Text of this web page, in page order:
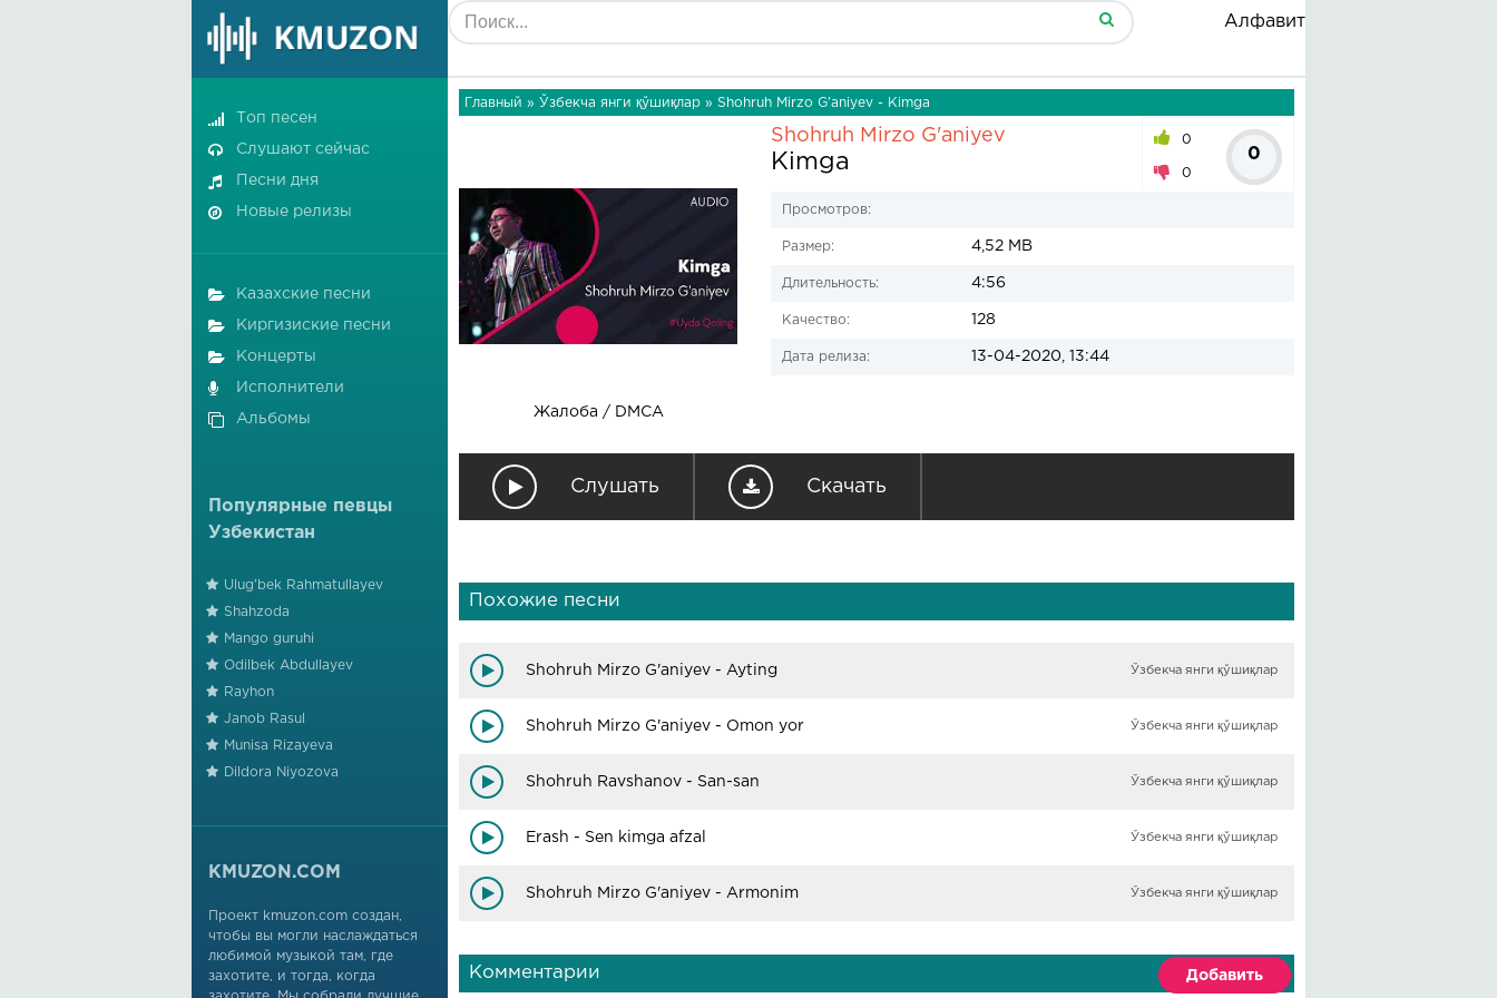
Алфавит
Главный » Ўзбекча янги қўшиқлар » Shohruh Mirzo G'aniyev - Kimga
Жалоба / DMCA
Shohruh Mirzo G'aniyev
Kimga
0
0
0
Просмотров:
Размер: 4,52 MB
Длительность: 4:56
Качество: 128
Дата релиза: 13-04-2020, 13:44
Слушать Скачать
Похожие песни
Shohruh Mirzo G'aniyev - Ayting Ўзбекча янги қўшиқлар
Shohruh Mirzo G'aniyev - Omon yor Ўзбекча янги қўшиқлар
Shohruh Ravshanov - San-san Ўзбекча янги қўшиқлар
Erash - Sen kimga afzal Ўзбекча янги қўшиқлар
Shohruh Mirzo G'aniyev - Armonim Ўзбекча янги қўшиқлар
Комментарии Добавить
Топ песен
Слушают сейчас
Песни дня
Новые релизы
Казахские песни
Киргизиские песни
Концерты
Исполнители
Альбомы
Популярные певцы
Узбекистан
Ulug'bek Rahmatullayev
Shahzoda
Mango guruhi
Odilbek Abdullayev
Rayhon
Janob Rasul
Munisa Rizayeva
Dildora Niyozova
KMUZON.COM
Проект kmuzon.com создан,
чтобы вы могли наслаждаться
любимой музыкой там, где
захотите, и тогда, когда